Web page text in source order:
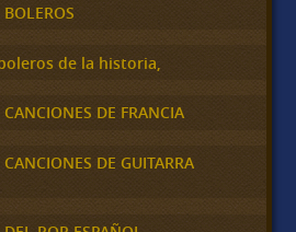
de la historia,
DE FRANCIA
DE GUITARRA